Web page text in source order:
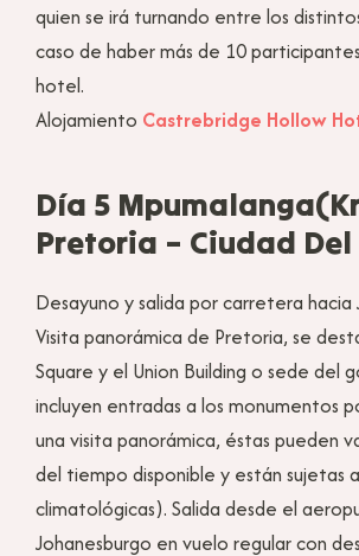
quien se irá turnando entre los
caso de haber más de 10
hotel.
Alojamiento Castrebridge Hollow
Día 5
Pretoria – Ciudad Del
Desayuno y salida por carretera hacia
Visita panorámica de Pretoria, se
Square y el Union Building o sede del
incluyen entradas a los monumentos
una visita panorámica, éstas pueden
del tiempo disponible y están sujetas
climatológicas). Salida desde el
Johanesburgo en vuelo regular con